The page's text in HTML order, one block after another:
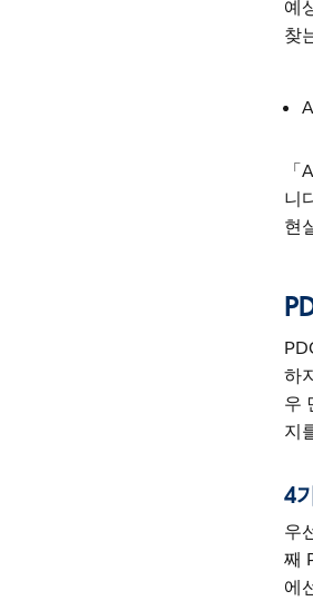
예
찾
니
현
하
우
지
4
우
째
에